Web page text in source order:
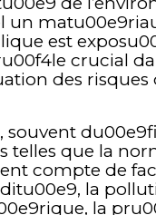
un
est
crucial
des risques
souvent
telles que la
compte de
la
la